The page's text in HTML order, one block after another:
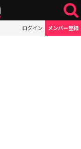
ログイン メンバー登録